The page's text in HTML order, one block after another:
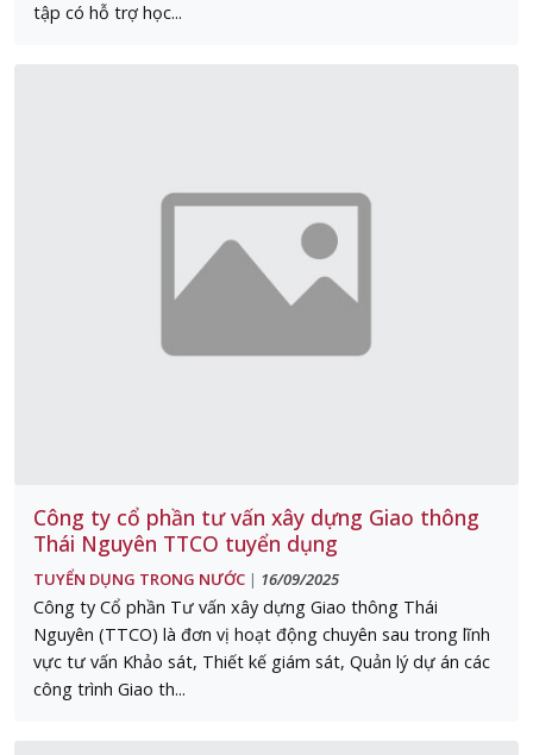
tập có hỗ trợ học...
Công ty cổ phần tư vấn xây dựng Giao thông
Thái Nguyên TTCO tuyển dụng
TUYỂN DỤNG TRONG NƯỚC | 16/09/2025
Công ty Cổ phần Tư vấn xây dựng Giao thông Thái
Nguyên (TTCO) là đơn vị hoạt động chuyên sau trong lĩnh
vực tư vấn Khảo sát, Thiết kế giám sát, Quản lý dự án các
công trình Giao th...